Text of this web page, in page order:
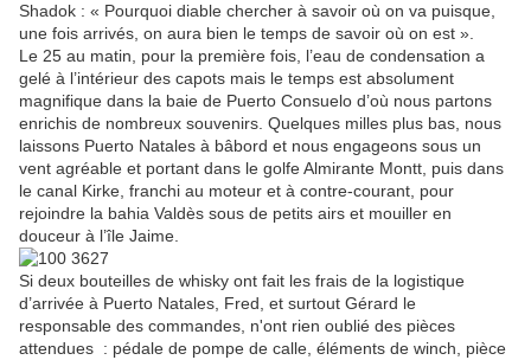
Shadok : « Pourquoi diable chercher à savoir où on va puisque,
une fois arrivés, on aura bien le temps de savoir où on est ».
Le 25 au matin, pour la première fois, l’eau de condensation a
gelé à l’intérieur des capots mais le temps est absolument
magnifique dans la baie de Puerto Consuelo d’où nous partons
enrichis de nombreux souvenirs. Quelques milles plus bas, nous
laissons Puerto Natales à bâbord et nous engageons sous un
vent agréable et portant dans le golfe Almirante Montt, puis dans
le canal Kirke, franchi au moteur et à contre-courant, pour
rejoindre la bahia Valdès sous de petits airs et mouiller en
douceur à l’île Jaime.
Si deux bouteilles de whisky ont fait les frais de la logistique
d’arrivée à Puerto Natales, Fred, et surtout Gérard le
responsable des commandes, n'ont rien oublié des pièces
attendues : pédale de pompe de calle, éléments de winch, pièce